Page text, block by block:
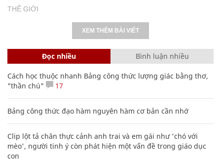
THẾ GIỚI
XEM THÊM BÀI VIẾT
Đọc nhiều Bình luận nhiều
Cách học thuộc nhanh Bảng công thức lượng giác bằng thơ,
"thần chú"
17
Bảng công thức đạo hàm nguyên hàm cơ bản cần nhớ
Clip lột tả chân thực cảnh anh trai và em gái như 'chó với
mèo', người tinh ý còn phát hiện một vấn đề trong giáo dục
con